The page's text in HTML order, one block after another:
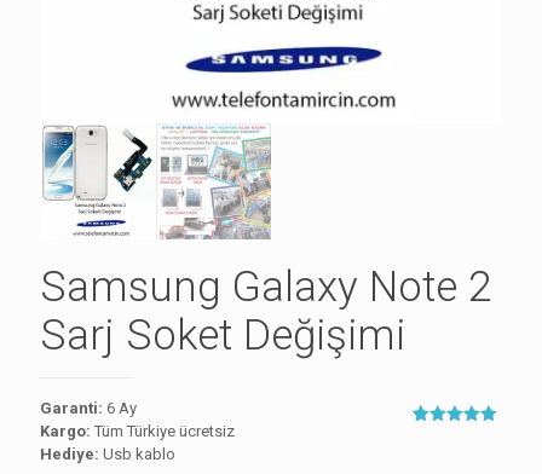
Samsung Galaxy Note 2
Sarj Soket Değişimi
Garanti: 6 Ay
Kargo: Tüm Türkiye ücretsiz
Hediye: Usb kablo